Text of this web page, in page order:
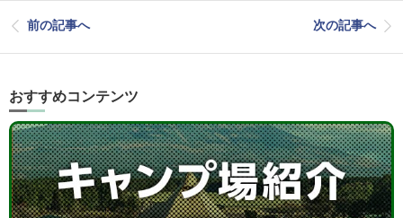
前の記事へ 次の記事へ
おすすめコンテンツ